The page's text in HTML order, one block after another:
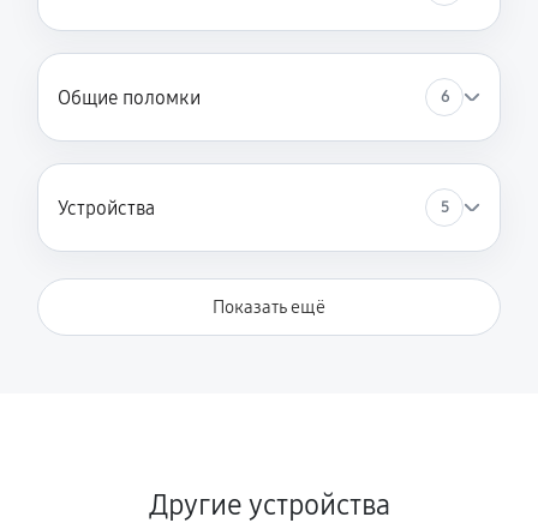
Общие поломки 6
Устройства 5
Показать ещё
Другие устройства